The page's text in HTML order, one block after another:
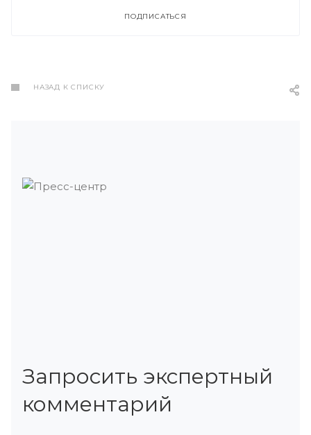
ПОДПИСАТЬСЯ
НАЗАД К СПИСКУ
Запросить экспертный
комментарий